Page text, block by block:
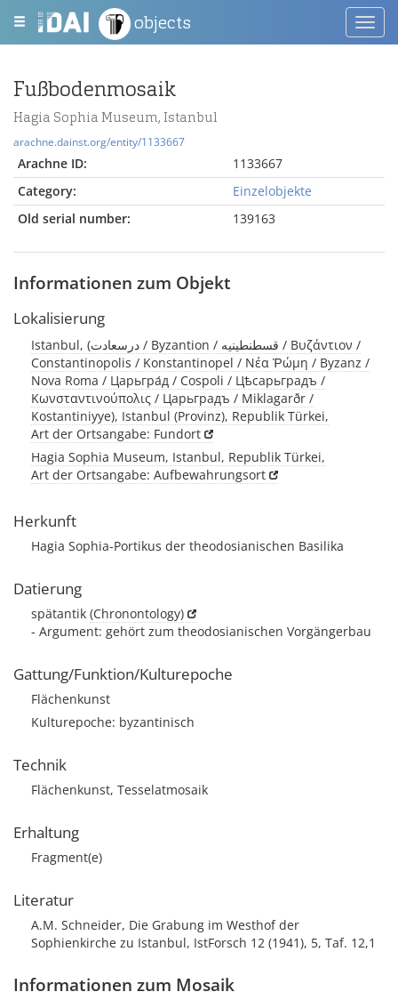
objects
Fußbodenmosaik
Hagia Sophia Museum, Istanbul
arachne.dainst.org/entity/1133667
Arachne ID:
1133667
Category:
Einzelobjekte
Old serial number:
139163
Informationen zum Objekt
Lokalisierung
Istanbul, (درسعادت / Byzantion / قسطنطينيه / Βυζάντιον /
Constantinopolis / Konstantinopel / Νέα Ῥώμη / Byzanz /
Nova Roma / Царьгра́д / Cospoli / Цѣсарьградъ /
Κωνσταντινούπολις / Царьградъ / Miklagarðr /
Kostantiniyye), Istanbul (Provinz), Republik Türkei,
Art der Ortsangabe: Fundort
Hagia Sophia Museum, Istanbul, Republik Türkei,
Art der Ortsangabe: Aufbewahrungsort
Herkunft
Hagia Sophia-Portikus der theodosianischen Basilika
Datierung
spätantik (Chronontology)
- Argument: gehört zum theodosianischen Vorgängerbau
Gattung/Funktion/Kulturepoche
Flächenkunst
Kulturepoche: byzantinisch
Technik
Flächenkunst, Tesselatmosaik
Erhaltung
Fragment(e)
Literatur
A.M. Schneider, Die Grabung im Westhof der
Sophienkirche zu Istanbul, IstForsch 12 (1941), 5, Taf. 12,1
Informationen zum Mosaik